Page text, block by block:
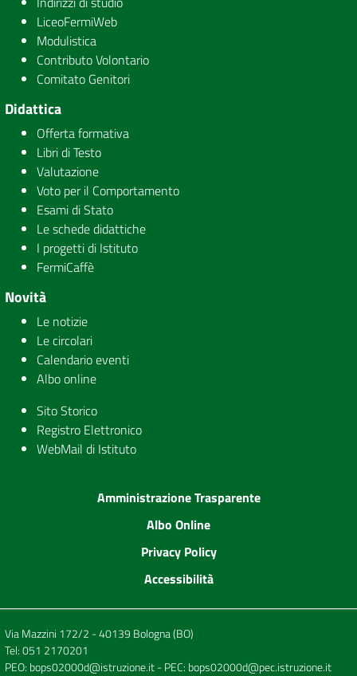
LiceoFermiWeb
Modulistica
Contributo Volontario
Comitato Genitori
Didattica
Offerta formativa
Libri di Testo
Valutazione
Voto per il Comportamento
Esami di Stato
Le schede didattiche
I progetti di Istituto
FermiCaffè
Novità
Le notizie
Le circolari
Calendario eventi
Albo online
Sito Storico
Registro Elettronico
WebMail di Istituto
Amministrazione Trasparente
Albo Online
Privacy Policy
Accessibilità
Via Mazzini 172/2 - 40139 Bologna (BO)
Tel:051 2170201
PEO: bops02000d@istruzione.it- PEC: bops02000d@pec.istruzione.it